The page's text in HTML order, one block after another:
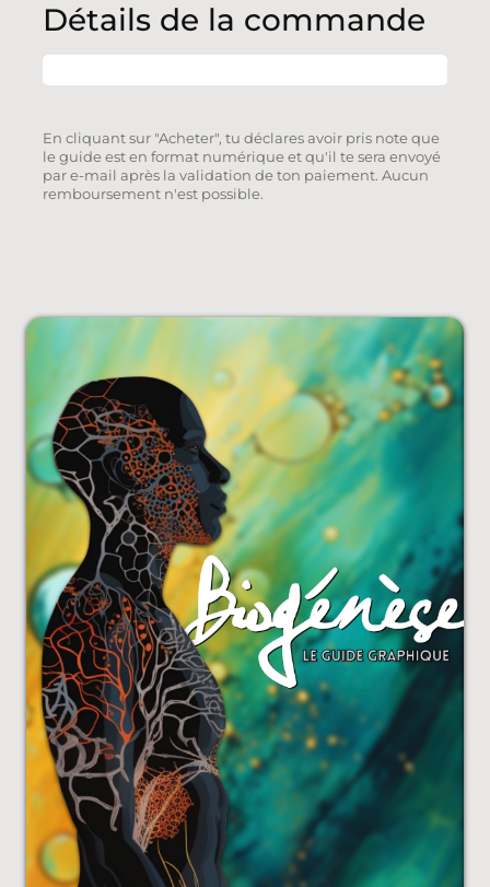
Détails de la commande
En cliquant sur "Acheter", tu déclares avoir pris note que
le guide est en format numérique et qu'il te sera envoyé
par e-mail après la validation de ton paiement. Aucun
remboursement n'est possible.